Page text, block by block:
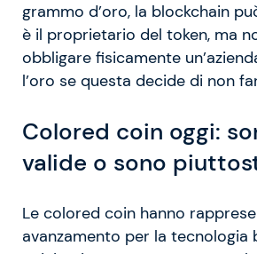
grammo d’oro, la blockchain
è il proprietario del token, ma
obbligare fisicamente
l’oro se questa decide di non
Colored coin oggi:
valide o sono
Le colored coin hanno
avanzamento per la tecnologia